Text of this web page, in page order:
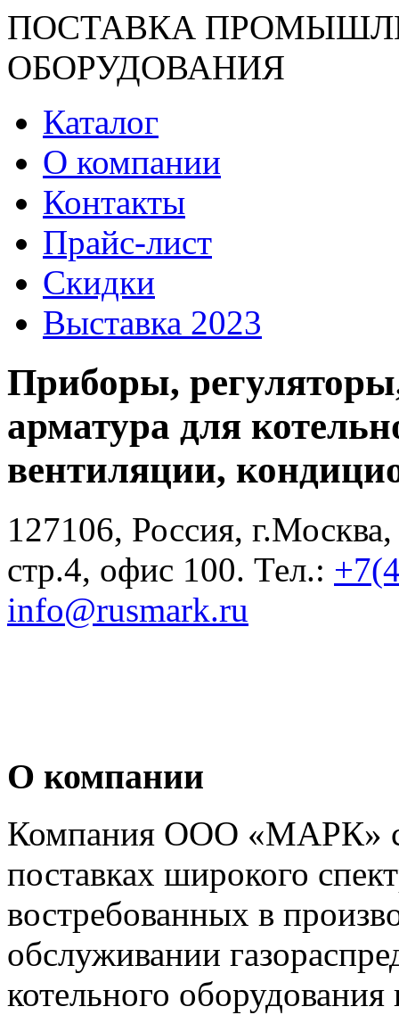
ПОСТАВКА
ОБОРУДОВАНИЯ
Каталог
О компании
Контакты
Прайс-лист
Скидки
Выставка 2023
Приборы,
арматура для
вентиляции,
127106, Россия,
стр.4, офис 100. Тел.:
info@rusmark.ru
О компании
Компания ООО «МАРК» с
поставках широкого
востребованных в
обслуживании
котельного оборудования